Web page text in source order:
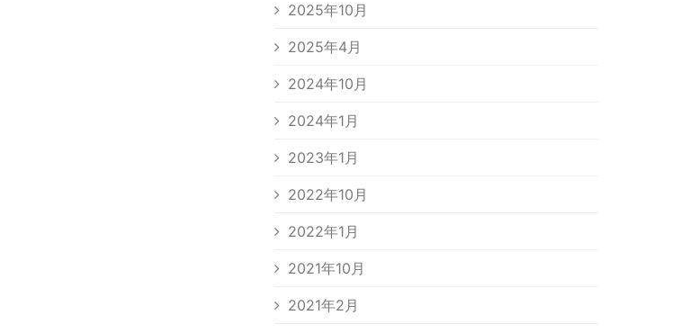
2025年10月
2025年4月
2024年10月
2024年1月
2023年1月
2022年10月
2022年1月
2021年10月
2021年2月